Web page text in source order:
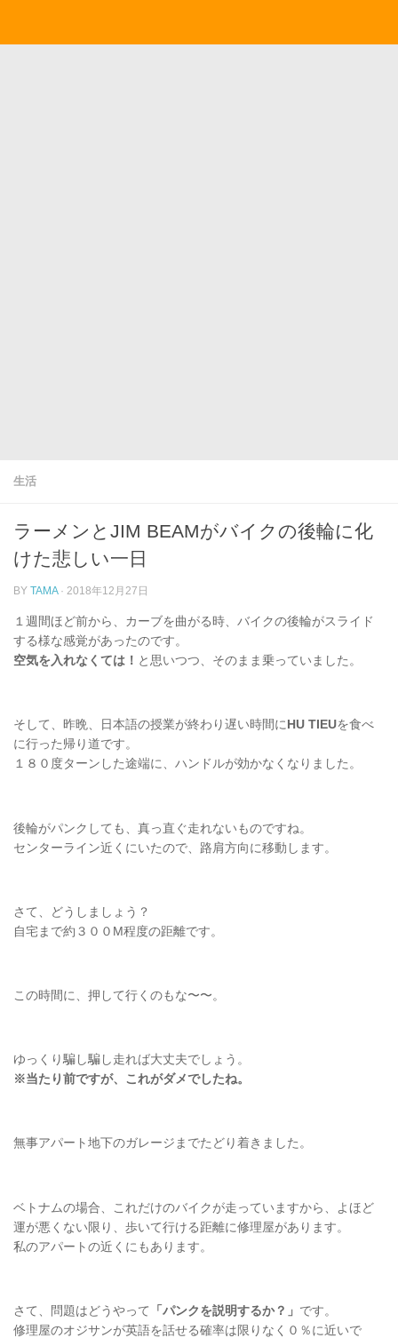
生活
ラーメンとJIM BEAMがバイクの後輪に化
けた悲しい一日
BY TAMA · 2018年12月27日
１週間ほど前から、カーブを曲がる時、バイクの後輪がスライド
する様な感覚があったのです。
空気を入れなくては！ と思いつつ、そのまま乗っていました。
そして、昨晩、日本語の授業が終わり遅い時間にHU TIEUを食べ
に行った帰り道です。
１８０度ターンした途端に、ハンドルが効かなくなりました。
後輪がパンクしても、真っ直ぐ走れないものですね。
センターライン近くにいたので、路肩方向に移動します。
さて、どうしましょう？
自宅まで約３００M程度の距離です。
この時間に、押して行くのもな〜〜。
ゆっくり騙し騙し走れば大丈夫でしょう。
※当たり前ですが、これがダメでしたね。
無事アパート地下のガレージまでたどり着きました。
ベトナムの場合、これだけのバイクが走っていますから、よほど
運が悪くない限り、歩いて行ける距離に修理屋があります。
私のアパートの近くにもあります。
さて、問題はどうやって 「パンクを説明するか？」 です。
修理屋のオジサンが英語を話せる確率は限りなく０％に近いで